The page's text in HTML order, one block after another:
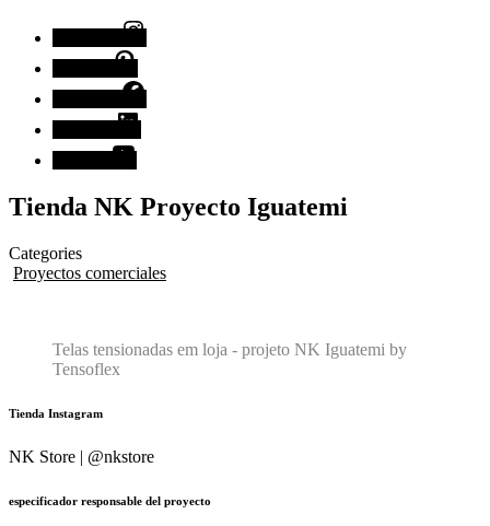
Tienda NK Proyecto Iguatemi
Categories
Proyectos comerciales
Telas tensionadas em loja - projeto NK Iguatemi by
Tensoflex
Tienda Instagram
NK Store | @nkstore
especificador responsable del proyecto